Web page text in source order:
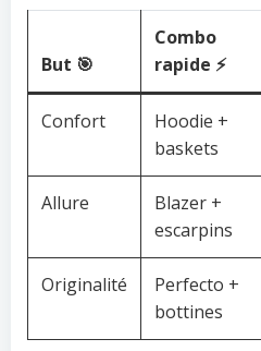
But 🎯
Combo
rapide ⚡
Confort
Hoodie +
baskets
Allure
Blazer +
escarpins
Originalité
Perfecto +
bottines